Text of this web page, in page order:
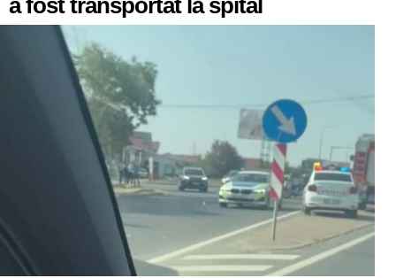
a fost transportat la spital